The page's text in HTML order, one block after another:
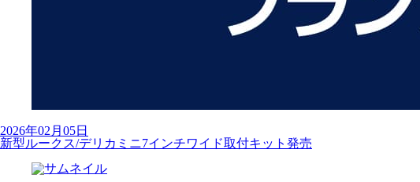
2026年02月05日
新型ルークス/デリカミニ7インチワイド取付キット発売